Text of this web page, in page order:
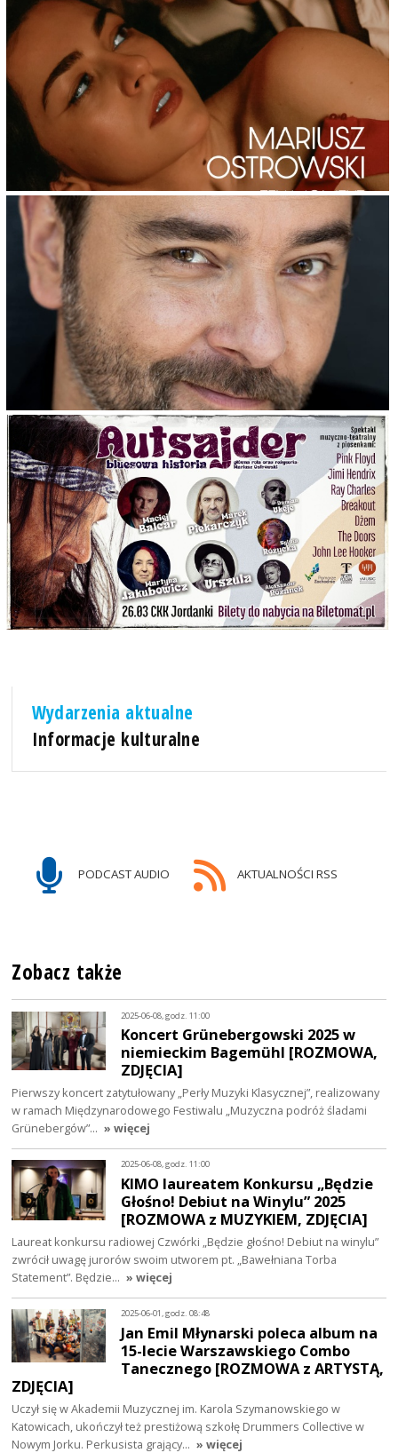
Wydarzenia aktualne
Informacje kulturalne
PODCAST AUDIO AKTUALNOŚCI RSS
Zobacz także
2025-06-08, godz. 11:00
Koncert Grünebergowski 2025 w
niemieckim Bagemühl [ROZMOWA,
ZDJĘCIA]
Pierwszy koncert zatytułowany „Perły Muzyki Klasycznej”, realizowany
w ramach Międzynarodowego Festiwalu „Muzyczna podróż śladami
Grünebergów”… » więcej
2025-06-08, godz. 11:00
KIMO laureatem Konkursu „Będzie
Głośno! Debiut na Winylu” 2025
[ROZMOWA z MUZYKIEM, ZDJĘCIA]
Laureat konkursu radiowej Czwórki „Będzie głośno! Debiut na winylu”
zwrócił uwagę jurorów swoim utworem pt. „Bawełniana Torba
Statement”. Będzie… » więcej
2025-06-01, godz. 08:48
Jan Emil Młynarski poleca album na
15-lecie Warszawskiego Combo
Tanecznego [ROZMOWA z ARTYSTĄ,
ZDJĘCIA]
Uczył się w Akademii Muzycznej im. Karola Szymanowskiego w
Katowicach, ukończył też prestiżową szkołę Drummers Collective w
Nowym Jorku. Perkusista grający… » więcej